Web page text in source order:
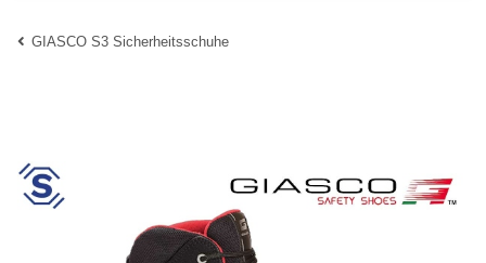
GIASCO S3 Sicherheitsschuhe